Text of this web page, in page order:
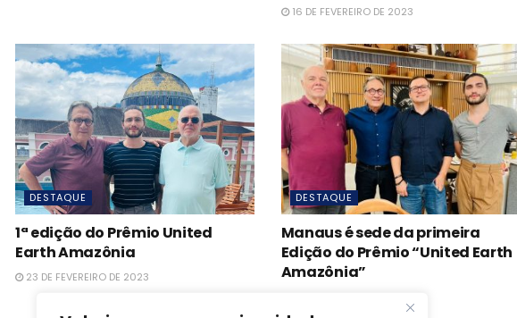
16 DE FEVEREIRO DE 2023
DESTAQUE
1ª edição do Prêmio United
Earth Amazônia
23 DE FEVEREIRO DE 2023
DESTAQUE
Manaus é sede da primeira
Edição do Prêmio “United Earth
Amazônia”